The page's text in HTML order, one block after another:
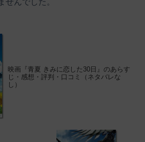
映画『青夏 きみに恋した30日』のあらす
じ・感想・評判・口コミ（ネタバレな
し）